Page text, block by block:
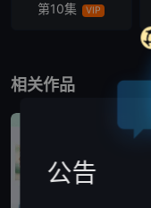
第10集 VIP
相关作品
公告